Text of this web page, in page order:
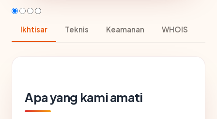
Ikhtisar Teknis Keamanan WHOIS
Apa yang kami amati